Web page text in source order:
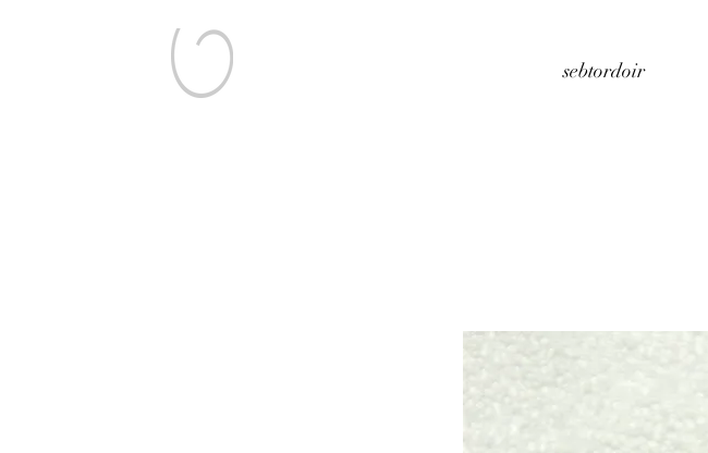
Home About us
sebtordoir